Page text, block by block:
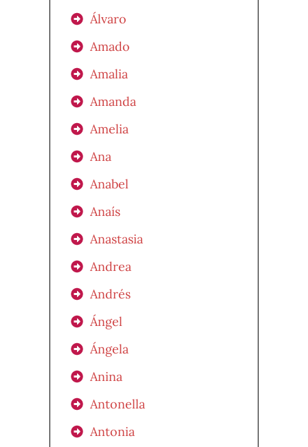
Álvaro
Amado
Amalia
Amanda
Amelia
Ana
Anabel
Anaís
Anastasia
Andrea
Andrés
Ángel
Ángela
Anina
Antonella
Antonia